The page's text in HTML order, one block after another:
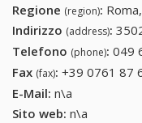
Regione (region):
Indirizzo (address):
Telefono (phone): 049
Fax (fax): +39 0761 87
E-Mail: n\a
Sito web: n\a